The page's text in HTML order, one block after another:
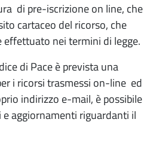
di pre-iscrizione on line, che
cartaceo del ricorso, che
effettuato nei termini di legge.
di Pace è prevista una
i ricorsi trasmessi on-line ed
indirizzo e-mail, è possibile
aggiornamenti riguardanti il